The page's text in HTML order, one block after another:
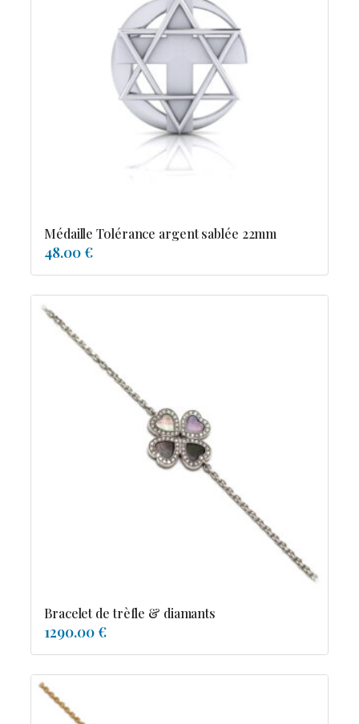
Médaille Tolérance argent sablée 22mm
48.00 €
Bracelet de trèfle & diamants
1290.00 €